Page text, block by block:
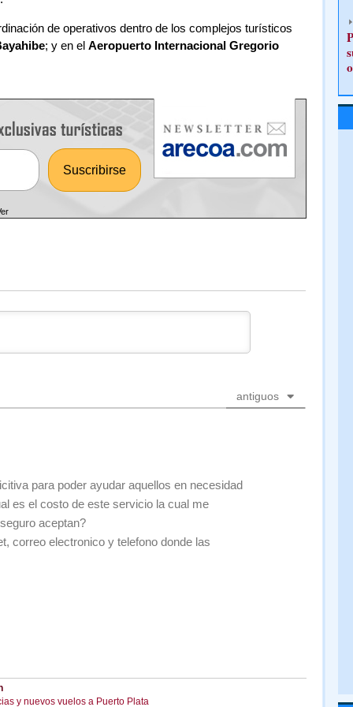
de operativos dentro de los complejos turísticos
; y en el Aeropuerto Internacional Gregorio
antiguos
para poder ayudar aquellos en necesidad
es el costo de este servicio la cual me
aceptan?
correo electronico y telefono donde las
y nuevos vuelos a Puerto Plata